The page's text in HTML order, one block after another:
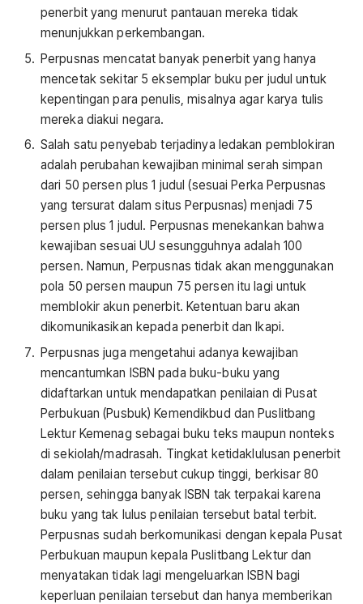
penerbit yang menurut pantauan mereka tidak
menunjukkan perkembangan.
Perpusnas mencatat banyak penerbit yang hanya
mencetak sekitar 5 eksemplar buku per judul untuk
kepentingan para penulis, misalnya agar karya tulis
mereka diakui negara.
Salah satu penyebab terjadinya ledakan pemblokiran
adalah perubahan kewajiban minimal serah simpan
dari 50 persen plus 1 judul (sesuai Perka Perpusnas
yang tersurat dalam situs Perpusnas) menjadi 75
persen plus 1 judul. Perpusnas menekankan bahwa
kewajiban sesuai UU sesungguhnya adalah 100
persen. Namun, Perpusnas tidak akan menggunakan
pola 50 persen maupun 75 persen itu lagi untuk
memblokir akun penerbit. Ketentuan baru akan
dikomunikasikan kepada penerbit dan Ikapi.
Perpusnas juga mengetahui adanya kewajiban
mencantumkan ISBN pada buku-buku yang
didaftarkan untuk mendapatkan penilaian di Pusat
Perbukuan (Pusbuk) Kemendikbud dan Puslitbang
Lektur Kemenag sebagai buku teks maupun nonteks
di sekiolah/madrasah. Tingkat ketidaklulusan penerbit
dalam penilaian tersebut cukup tinggi, berkisar 80
persen, sehingga banyak ISBN tak terpakai karena
buku yang tak lulus penilaian tersebut batal terbit.
Perpusnas sudah berkomunikasi dengan kepala Pusat
Perbukuan maupun kepala Puslitbang Lektur dan
menyatakan tidak lagi mengeluarkan ISBN bagi
keperluan penilaian tersebut dan hanya memberikan